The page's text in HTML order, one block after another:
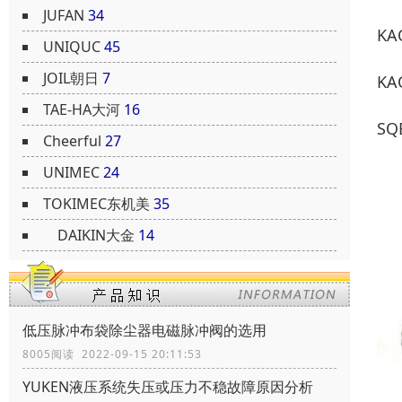
JUFAN 34
UNIQUC45
JOIL朝日 7
TAE-HA大河 16
Cheerful 27
UNIMEC24
TOKIMEC东机美 35
DAIKIN大金 14
低压脉冲布袋除尘器电磁脉冲阀的选用
8005阅读 2022-09-15 20:11:53
YUKEN液压系统失压或压力不稳故障原因分析